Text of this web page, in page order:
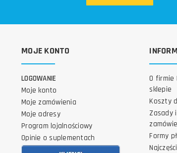
MOJE KONTO
LOGOWANIE
Moje konto
Moje zamówienia
Moje adresy
Program lojalnościowy
Opinie o suplementach
O firmie
sklepie
Koszty
Zasady
Formy